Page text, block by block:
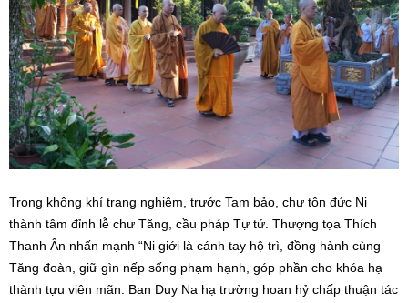
Trong không khí trang nghiêm, trước Tam bảo, chư tôn đức Ni
thành tâm đỉnh lễ chư Tăng, cầu pháp Tự tứ. Thượng tọa Thích
Thanh Ân nhấn mạnh “Ni giới là cánh tay hộ trì, đồng hành cùng
Tăng đoàn, giữ gìn nếp sống phạm hạnh, góp phần cho khóa hạ
thành tựu viên mãn. Ban Duy Na hạ trường hoan hỷ chấp thuận tác